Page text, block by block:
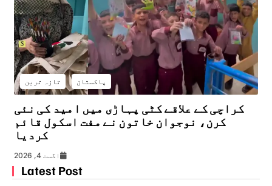
پاکستان تازہ ترین
کراچی کے علاقے کٹی پہاڑی میں امید کی نئی
کرن، نوجوان خاتون نے مفت اسکول قائم
کردیا
اگست 4, 2026
Latest Post